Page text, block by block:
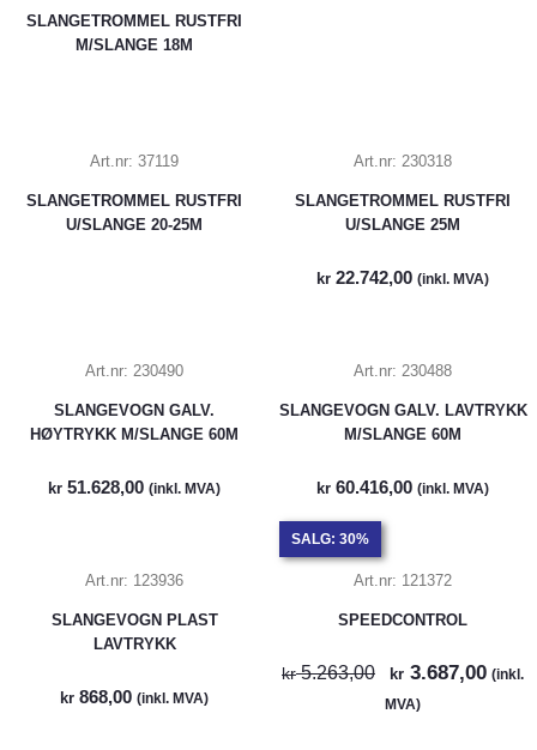
SLANGETROMMEL RUSTFRI
M/SLANGE 18M
Art.nr: 37119
SLANGETROMMEL RUSTFRI
U/SLANGE 20-25M
Art.nr: 230318
SLANGETROMMEL RUSTFRI
U/SLANGE 25M
kr 22.742,00 (inkl. MVA)
Art.nr: 230490
SLANGEVOGN GALV.
HØYTRYKK M/SLANGE 60M
kr 51.628,00 (inkl. MVA)
Art.nr: 230488
SLANGEVOGN GALV. LAVTRYKK
M/SLANGE 60M
kr 60.416,00 (inkl. MVA)
Art.nr: 123936
SLANGEVOGN PLAST
LAVTRYKK
kr 868,00 (inkl. MVA)
SALG: 30%
Art.nr: 121372
SPEEDCONTROL
kr5.263,00 kr 3.687,00 (inkl.
MVA)